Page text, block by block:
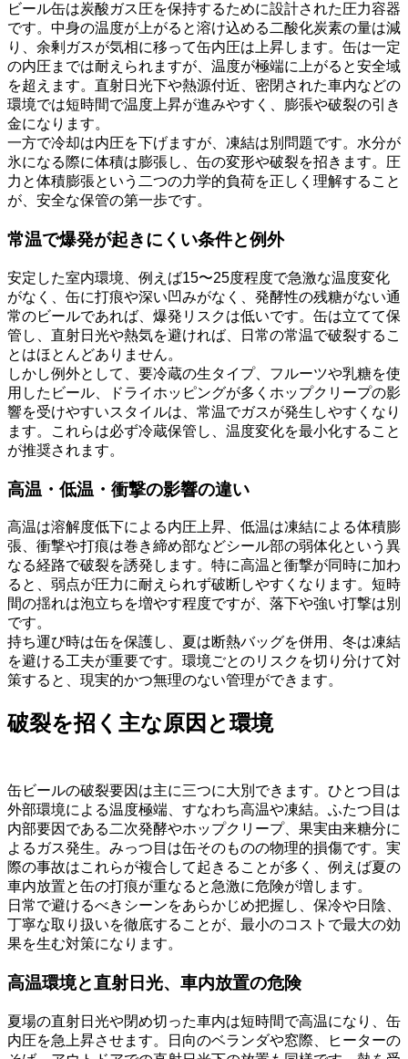
ビール缶は炭酸ガス圧を保持するために設計された圧力容器
です。中身の温度が上がると溶け込める二酸化炭素の量は減
り、余剰ガスが気相に移って缶内圧は上昇します。缶は一定
の内圧までは耐えられますが、温度が極端に上がると安全域
を超えます。直射日光下や熱源付近、密閉された車内などの
環境では短時間で温度上昇が進みやすく、膨張や破裂の引き
金になります。
一方で冷却は内圧を下げますが、凍結は別問題です。水分が
氷になる際に体積は膨張し、缶の変形や破裂を招きます。圧
力と体積膨張という二つの力学的負荷を正しく理解すること
が、安全な保管の第一歩です。
常温で爆発が起きにくい条件と例外
安定した室内環境、例えば15〜25度程度で急激な温度変化
がなく、缶に打痕や深い凹みがなく、発酵性の残糖がない通
常のビールであれば、爆発リスクは低いです。缶は立てて保
管し、直射日光や熱気を避ければ、日常の常温で破裂するこ
とはほとんどありません。
しかし例外として、要冷蔵の生タイプ、フルーツや乳糖を使
用したビール、ドライホッピングが多くホップクリープの影
響を受けやすいスタイルは、常温でガスが発生しやすくなり
ます。これらは必ず冷蔵保管し、温度変化を最小化すること
が推奨されます。
高温・低温・衝撃の影響の違い
高温は溶解度低下による内圧上昇、低温は凍結による体積膨
張、衝撃や打痕は巻き締め部などシール部の弱体化という異
なる経路で破裂を誘発します。特に高温と衝撃が同時に加わ
ると、弱点が圧力に耐えられず破断しやすくなります。短時
間の揺れは泡立ちを増やす程度ですが、落下や強い打撃は別
です。
持ち運び時は缶を保護し、夏は断熱バッグを併用、冬は凍結
を避ける工夫が重要です。環境ごとのリスクを切り分けて対
策すると、現実的かつ無理のない管理ができます。
破裂を招く主な原因と環境
缶ビールの破裂要因は主に三つに大別できます。ひとつ目は
外部環境による温度極端、すなわち高温や凍結。ふたつ目は
内部要因である二次発酵やホップクリープ、果実由来糖分に
よるガス発生。みっつ目は缶そのものの物理的損傷です。実
際の事故はこれらが複合して起きることが多く、例えば夏の
車内放置と缶の打痕が重なると急激に危険が増します。
日常で避けるべきシーンをあらかじめ把握し、保冷や日陰、
丁寧な取り扱いを徹底することが、最小のコストで最大の効
果を生む対策になります。
高温環境と直射日光、車内放置の危険
夏場の直射日光や閉め切った車内は短時間で高温になり、缶
内圧を急上昇させます。日向のベランダや窓際、ヒーターの